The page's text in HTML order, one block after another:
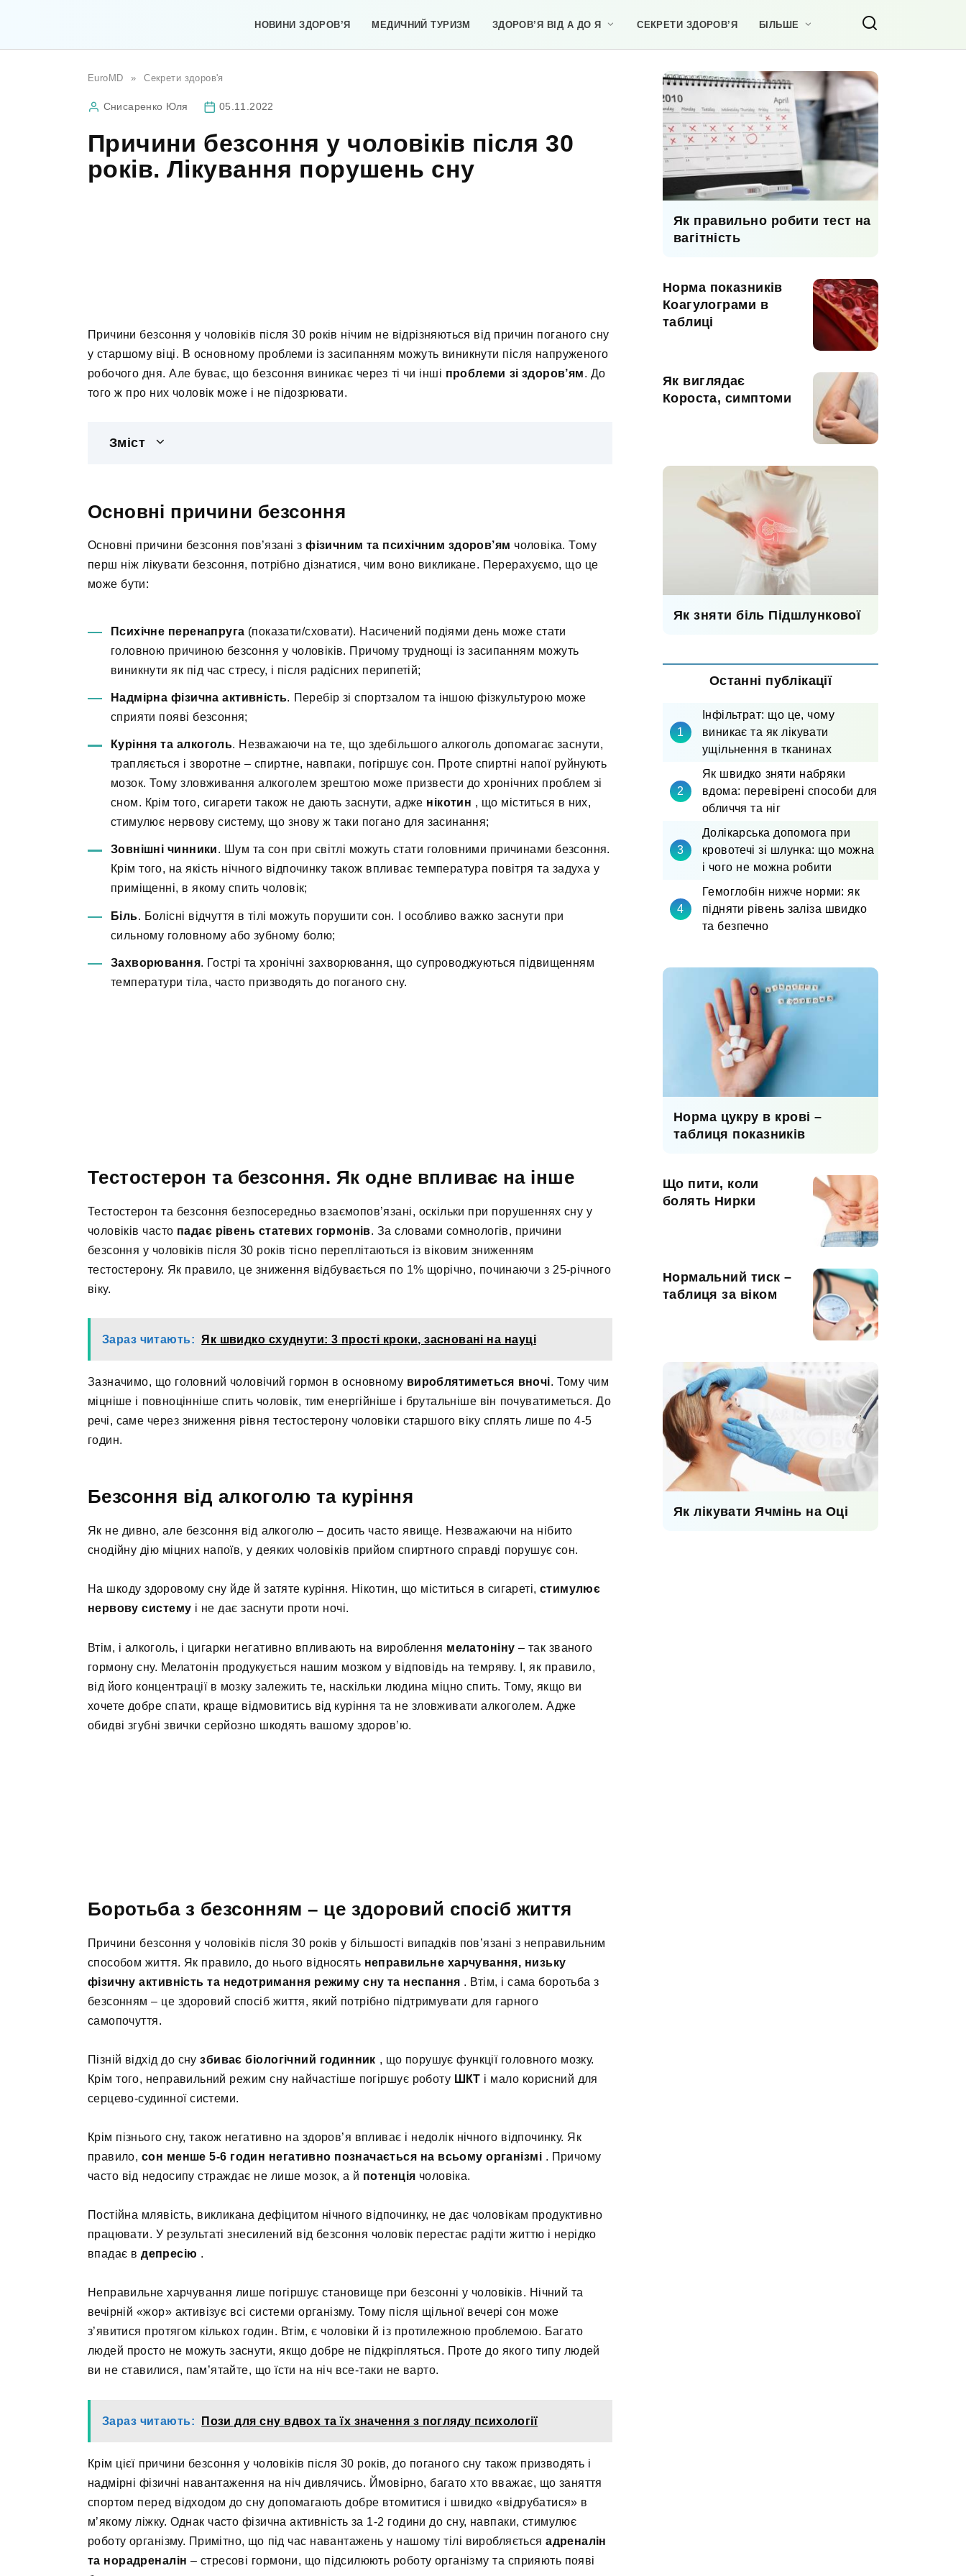
НОВИНИ ЗДОРОВ’Я МЕДИЧНИЙ ТУРИЗМ ЗДОРОВ’Я ВІД А ДО Я СЕКРЕТИ ЗДОРОВ’Я БІЛЬШЕ
EuroMD » Секрети здоров'я
Снисаренко Юля 05.11.2022
Причини безсоння у чоловіків після 30
років. Лікування порушень сну
Причини безсоння у чоловіків після 30 років нічим не відрізняються від причин поганого сну
у старшому віці. В основному проблеми із засипанням можуть виникнути після напруженого
робочого дня. Але буває, що безсоння виникає через ті чи інші проблеми зі здоров’ям. До
того ж про них чоловік може і не підозрювати.
Зміст
Основні причини безсоння
Основні причини безсоння пов’язані зфізичним та психічним здоров’ям чоловіка. Тому
перш ніж лікувати безсоння, потрібно дізнатися, чим воно викликане. Перерахуємо, що це
може бути:
Психічне перенапруга (показати/сховати). Насичений подіями день може стати
головною причиною безсоння у чоловіків. Причому труднощі із засипанням можуть
виникнути як під час стресу, і після радісних перипетій;
Надмірна фізична активність. Перебір зі спортзалом та іншою фізкультурою може
сприяти появі безсоння;
Куріння та алкоголь. Незважаючи на те, що здебільшого алкоголь допомагає заснути,
трапляється і зворотне – спиртне, навпаки, погіршує сон. Проте спиртні напої руйнують
мозок. Тому зловживання алкоголем зрештою може призвести до хронічних проблем зі
сном. Крім того, сигарети також не дають заснути, адже нікотин , що міститься в них,
стимулює нервову систему, що знову ж таки погано для засинання;
Зовнішні чинники. Шум та сон при світлі можуть стати головними причинами безсоння.
Крім того, на якість нічного відпочинку також впливає температура повітря та задуха у
приміщенні, в якому спить чоловік;
Біль. Болісні відчуття в тілі можуть порушити сон. І особливо важко заснути при
сильному головному або зубному болю;
Захворювання. Гострі та хронічні захворювання, що супроводжуються підвищенням
температури тіла, часто призводять до поганого сну.
Тестостерон та безсоння. Як одне впливає на інше
Тестостерон та безсоння безпосередньо взаємопов’язані, оскільки при порушеннях сну у
чоловіків часто падає рівень статевих гормонів. За словами сомнологів, причини
безсоння у чоловіків після 30 років тісно переплітаються із віковим зниженням
тестостерону. Як правило, це зниження відбувається по 1% щорічно, починаючи з 25-річного
віку.
Зараз читають: Як швидко схуднути: 3 прості кроки, засновані на науці
Зазначимо, що головний чоловічий гормон в основному вироблятиметься вночі. Тому чим
міцніше і повноцінніше спить чоловік, тим енергійніше і брутальніше він почуватиметься. До
речі, саме через зниження рівня тестостерону чоловіки старшого віку сплять лише по 4-5
годин.
Безсоння від алкоголю та куріння
Як не дивно, але безсоння від алкоголю – досить часто явище. Незважаючи на нібито
снодійну дію міцних напоїв, у деяких чоловіків прийом спиртного справді порушує сон.
На шкоду здоровому сну йде й затяте куріння. Нікотин, що міститься в сигареті, стимулює
нервову систему і не дає заснути проти ночі.
Втім, і алкоголь, і цигарки негативно впливають на вироблення мелатоніну – так званого
гормону сну. Мелатонін продукується нашим мозком у відповідь на темряву. І, як правило,
від його концентрації в мозку залежить те, наскільки людина міцно спить. Тому, якщо ви
хочете добре спати, краще відмовитись від куріння та не зловживати алкоголем. Адже
обидві згубні звички серйозно шкодять вашому здоров’ю.
Боротьба з безсонням – це здоровий спосіб життя
Причини безсоння у чоловіків після 30 років у більшості випадків пов’язані з неправильним
способом життя. Як правило, до нього відносять неправильне харчування, низьку
фізичну активність та недотримання режиму сну та неспання . Втім, і сама боротьба з
безсонням – це здоровий спосіб життя, який потрібно підтримувати для гарного
самопочуття.
Пізній відхід до снузбиває біологічний годинник , що порушує функції головного мозку.
Крім того, неправильний режим сну найчастіше погіршує роботу ШКТ і мало корисний для
серцево-судинної системи.
Крім пізнього сну, також негативно на здоров’я впливає і недолік нічного відпочинку. Як
правило, сон менше 5-6 годин негативно позначається на всьому організмі. Причому
часто від недосипу страждає не лише мозок, а й потенція чоловіка.
Постійна млявість, викликана дефіцитом нічного відпочинку, не дає чоловікам продуктивно
працювати. У результаті знесилений від безсоння чоловік перестає радіти життю і нерідко
впадає вдепресію .
Неправильне харчування лише погіршує становище при безсонні у чоловіків. Нічний та
вечірній «жор» активізує всі системи організму. Тому після щільної вечері сон може
з’явитися протягом кількох годин. Втім, є чоловіки й із протилежною проблемою. Багато
людей просто не можуть заснути, якщо добре не підкріпляться. Проте до якого типу людей
ви не ставилися, пам’ятайте, що їсти на ніч все-таки не варто.
Зараз читають: Пози для сну вдвох та їх значення з погляду психології
Крім цієї причини безсоння у чоловіків після 30 років, до поганого сну також призводять і
надмірні фізичні навантаження на ніч дивлячись. Ймовірно, багато хто вважає, що заняття
спортом перед відходом до сну допомагають добре втомитися і швидко «відрубатися» в
м’якому ліжку. Однак часто фізична активність за 1-2 години до сну, навпаки, стимулює
роботу організму. Примітно, що під час навантажень у нашому тілі виробляєтьсяадреналін
та норадреналін – стресові гормони, що підсилюють роботу організму та сприяють появі
Як правильно робити тест на
вагітність
Норма показників
Коагулограми в
таблиці
Як виглядає
Короста, симптоми
Як зняти біль Підшлункової
Останні публікації
Інфільтрат: що це, чому
виникає та як лікувати
ущільнення в тканинах
Як швидко зняти набряки
вдома: перевірені способи для
обличчя та ніг
Долікарська допомога при
кровотечі зі шлунка: що можна
і чого не можна робити
Гемоглобін нижче норми: як
підняти рівень заліза швидко
та безпечно
Норма цукру в крові –
таблиця показників
Що пити, коли
болять Нирки
Нормальний тиск –
таблиця за віком
Як лікувати Ячмінь на Оці